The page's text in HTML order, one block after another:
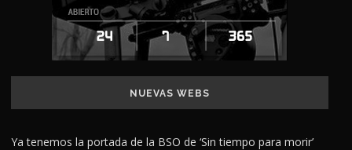
NUEVAS WEBS
Ya tenemos la portada de la BSO de ‘Sin tiempo para morir’